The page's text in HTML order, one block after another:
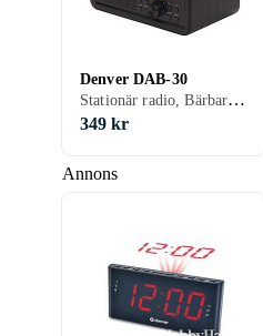
Annons
Denver DAB-30
Stationär radio, Bärbar radio, FM, DAB, DAB+, Batteri, Klockradio med alarm, Display, Hörlursutgång
349 kr